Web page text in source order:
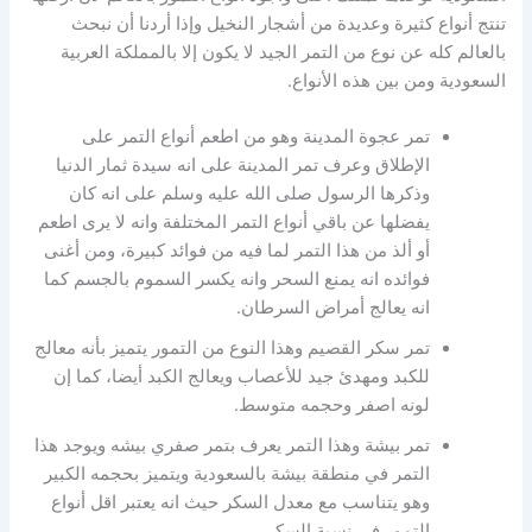
تنتج أنواع كثيرة وعديدة من أشجار النخيل وإذا أردنا أن نبحث
بالعالم كله عن نوع من التمر الجيد لا يكون إلا بالمملكة العربية
السعودية ومن بين هذه الأنواع.
تمر عجوة المدينة وهو من اطعم أنواع التمر على
الإطلاق وعرف تمر المدينة على انه سيدة ثمار الدنيا
وذكرها الرسول صلى الله عليه وسلم على انه كان
يفضلها عن باقي أنواع التمر المختلفة وانه لا يرى اطعم
أو ألذ من هذا التمر لما فيه من فوائد كبيرة، ومن أغنى
فوائده انه يمنع السحر وانه يكسر السموم بالجسم كما
انه يعالج أمراض السرطان.
تمر سكر القصيم وهذا النوع من التمور يتميز بأنه معالج
للكبد ومهدئ جيد للأعصاب ويعالج الكبد أيضا، كما إن
لونه اصفر وحجمه متوسط.
تمر بيشة وهذا التمر يعرف بتمر صفري بيشه ويوجد هذا
التمر في منطقة بيشة بالسعودية ويتميز بحجمه الكبير
وهو يتناسب مع معدل السكر حيث انه يعتبر اقل أنواع